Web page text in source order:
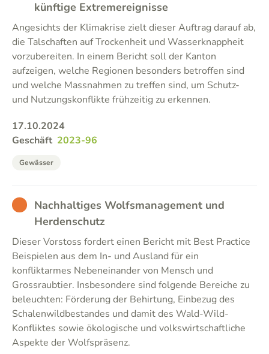
künftige Extremereignisse
Angesichts der Klimakrise zielt dieser Auftrag darauf ab,
die Talschaften auf Trockenheit und Wasserknappheit
vorzubereiten. In einem Bericht soll der Kanton
aufzeigen, welche Regionen besonders betroffen sind
und welche Massnahmen zu treffen sind, um Schutz-
und Nutzungskonflikte frühzeitig zu erkennen.
17.10.2024
Geschäft 2023-96
Gewässer
BAD Nachhaltiges Wolfsmanagement und
Herdenschutz
Dieser Vorstoss fordert einen Bericht mit Best Practice
Beispielen aus dem In- und Ausland für ein
konfliktarmes Nebeneinander von Mensch und
Grossraubtier. Insbesondere sind folgende Bereiche zu
beleuchten: Förderung der Behirtung, Einbezug des
Schalenwildbestandes und damit des Wald-Wild-
Konfliktes sowie ökologische und volkswirtschaftliche
Aspekte der Wolfspräsenz.